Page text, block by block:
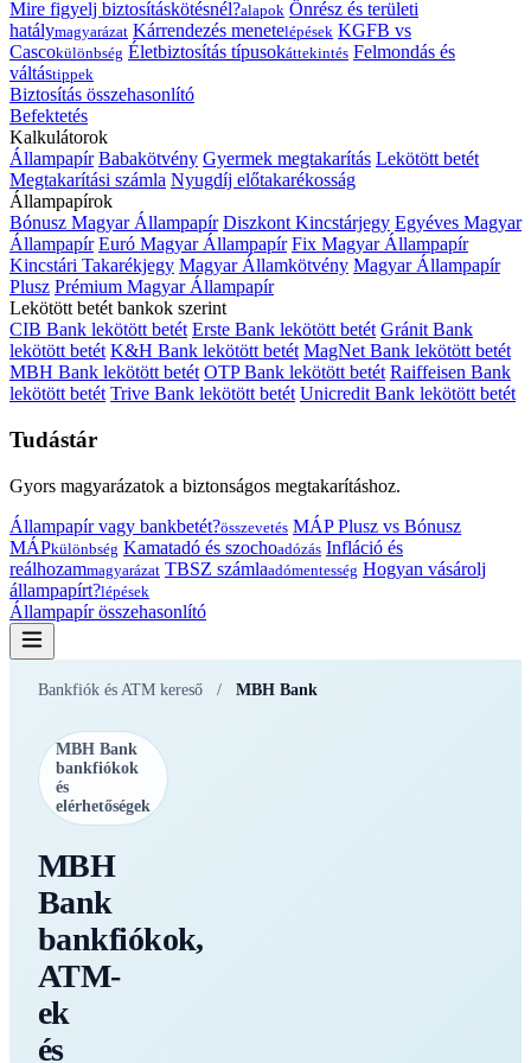
Mire figyelj biztosításkötésnél?alapok Önrész és területi
hatálymagyarázat Kárrendezés menetelépések KGFB vs
Cascokülönbség Életbiztosítás típusokáttekintés Felmondás és
váltástippek
Biztosítás összehasonlító
Befektetés
Kalkulátorok
Állampapír Babakötvény Gyermek megtakarítás Lekötött betét
Megtakarítási számla Nyugdíj előtakarékosság
Állampapírok
Bónusz Magyar Állampapír Diszkont Kincstárjegy Egyéves Magyar
Állampapír Euró Magyar Állampapír Fix Magyar Állampapír
Kincstári Takarékjegy Magyar Államkötvény Magyar Állampapír
Plusz Prémium Magyar Állampapír
Lekötött betét bankok szerint
CIB Bank lekötött betét Erste Bank lekötött betét Gránit Bank
lekötött betét K&H Bank lekötött betét MagNet Bank lekötött betét
MBH Bank lekötött betét OTP Bank lekötött betét Raiffeisen Bank
lekötött betét Trive Bank lekötött betét Unicredit Bank lekötött betét
Tudástár
Gyors magyarázatok a biztonságos megtakarításhoz.
Állampapír vagy bankbetét?összevetés MÁP Plusz vs Bónusz
MÁPkülönbség Kamatadó és szochoadózás Infláció és
reálhozammagyarázat TBSZ számlaadómentesség Hogyan vásárolj
állampapírt?lépések
Állampapír összehasonlító
Bankfiók és ATM kereső / MBH Bank
MBH Bank
bankfiókok
és
elérhetőségek
MBH
Bank
bankfiókok,
ATM-
ek
és